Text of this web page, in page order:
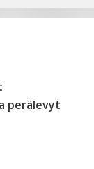
perälevyt